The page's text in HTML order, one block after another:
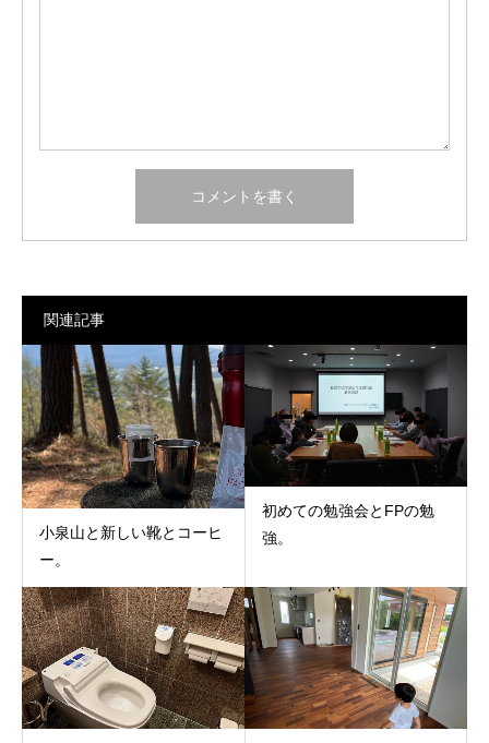
関連記事
小泉山と新しい靴とコーヒ
ー。
初めての勉強会とFPの勉
強。